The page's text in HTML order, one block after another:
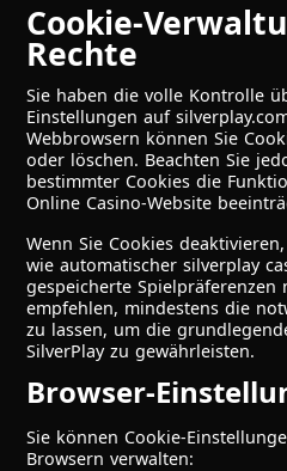
Cookie-
Rechte
Sie haben die volle Kontrolle
Einstellungen auf
Webbrowsern können Sie
oder löschen. Beachten Sie
bestimmter Cookies die
Online Casino-Website
Wenn Sie Cookies
wie automatischer silverplay
gespeicherte
empfehlen, mindestens die
zu lassen, um die
SilverPlay zu gewährleisten.
Browser-
Sie können Cookie-
Browsern verwalten: